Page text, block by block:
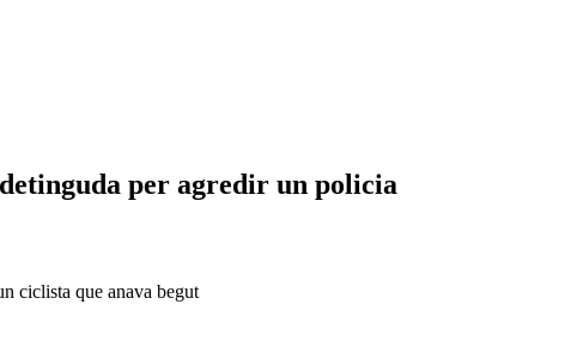
per agredir un policia
ciclista que anava begut